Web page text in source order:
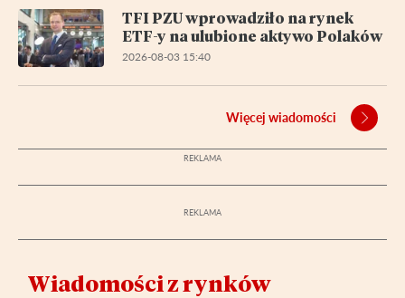
TFI PZU wprowadziło na rynek
ETF-y na ulubione aktywo Polaków
2026-08-03 15:40
Więcej wiadomości
Wiadomości z rynków